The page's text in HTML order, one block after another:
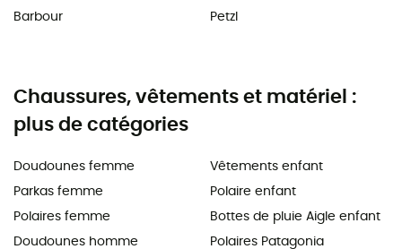
Barbour
Petzl
Chaussures, vêtements et matériel :
plus de catégories
Doudounes femme
Parkas femme
Polaires femme
Doudounes homme
Vêtements enfant
Polaire enfant
Bottes de pluie Aigle enfant
Polaires Patagonia